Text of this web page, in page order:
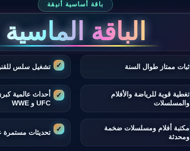
باقة أساسية أنيقة
الباقة الماسية
ثبات ممتاز طوال السنة تشغيل سلس
تغطية قوية للرياضة والأفلام
والمسلسلات
UFC و WWE
مكتبة أفلام ومسلسلات ضخمة
ومحدثة
تحديثات مستمرة